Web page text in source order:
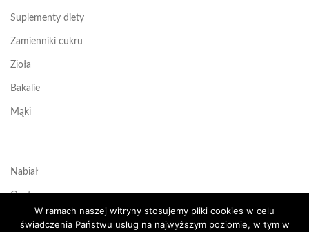
Suplementy diety
Zamienniki cukru
Zioła
Bakalie
Mąki
Nabiał
Ocet
Przetwory
W ramach naszej witryny stosujemy pliki cookies w celu
świadczenia Państwu usług na najwyższym poziomie, w tym w